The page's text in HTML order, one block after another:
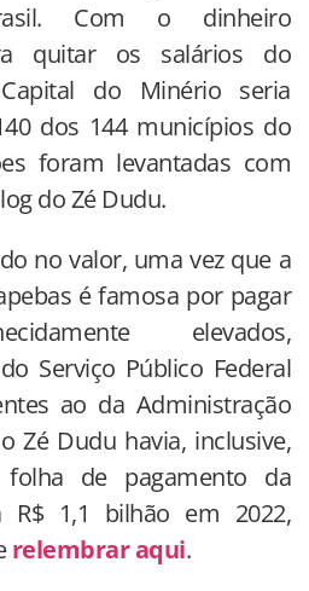
Com o dinheiro
quitar os salários do
do Minério seria
dos 144 municípios do
foram levantadas com
do Zé Dudu.
no valor, uma vez que a
é famosa por pagar
elevados,
Serviço Público Federal
ao da Administração
Zé Dudu havia, inclusive,
de pagamento da
R$ 1,1 bilhão em 2022,
relembrar aqui.